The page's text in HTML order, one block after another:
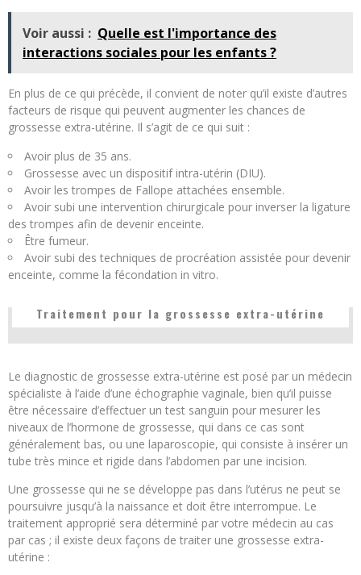
Voir aussi : Quelle est l'importance des
interactions sociales pour les enfants ?
En plus de ce qui précède, il convient de noter qu’il existe d’autres
facteurs de risque qui peuvent augmenter les chances de
grossesse extra-utérine. Il s’agit de ce qui suit :
Avoir plus de 35 ans.
Grossesse avec un dispositif intra-utérin (DIU).
Avoir les trompes de Fallope attachées ensemble.
Avoir subi une intervention chirurgicale pour inverser la ligature
des trompes afin de devenir enceinte.
Être fumeur.
Avoir subi des techniques de procréation assistée pour devenir
enceinte, comme la fécondation in vitro.
Traitement pour la grossesse extra-utérine
Le diagnostic de grossesse extra-utérine est posé par un médecin
spécialiste à l’aide d’une échographie vaginale, bien qu’il puisse
être nécessaire d’effectuer un test sanguin pour mesurer les
niveaux de l’hormone de grossesse, qui dans ce cas sont
généralement bas, ou une laparoscopie, qui consiste à insérer un
tube très mince et rigide dans l’abdomen par une incision.
Une grossesse qui ne se développe pas dans l’utérus ne peut se
poursuivre jusqu’à la naissance et doit être interrompue. Le
traitement approprié sera déterminé par votre médecin au cas
par cas ; il existe deux façons de traiter une grossesse extra-
utérine :